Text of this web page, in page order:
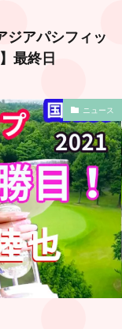
ジアパシフィッ
最終日
ニュース